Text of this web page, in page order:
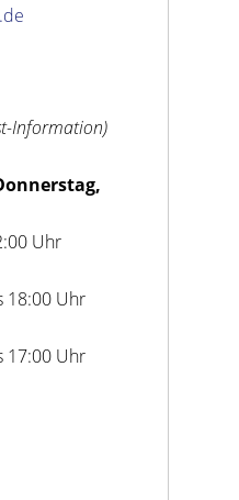
Information)
Uhr
18:00 Uhr
17:00 Uhr